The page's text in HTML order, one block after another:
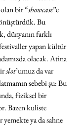
olan bir “showcase”e
Bu
dünyanın farklı
yapan kültür
olacak. Atina
slot’umuz da var
sebebi şu: Bu
fiziksel bir
Bazen kuliste
yemekte ya da sahne